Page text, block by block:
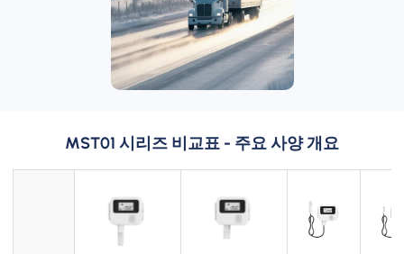
MST01 시리즈 비교표 - 주요 사양 개요